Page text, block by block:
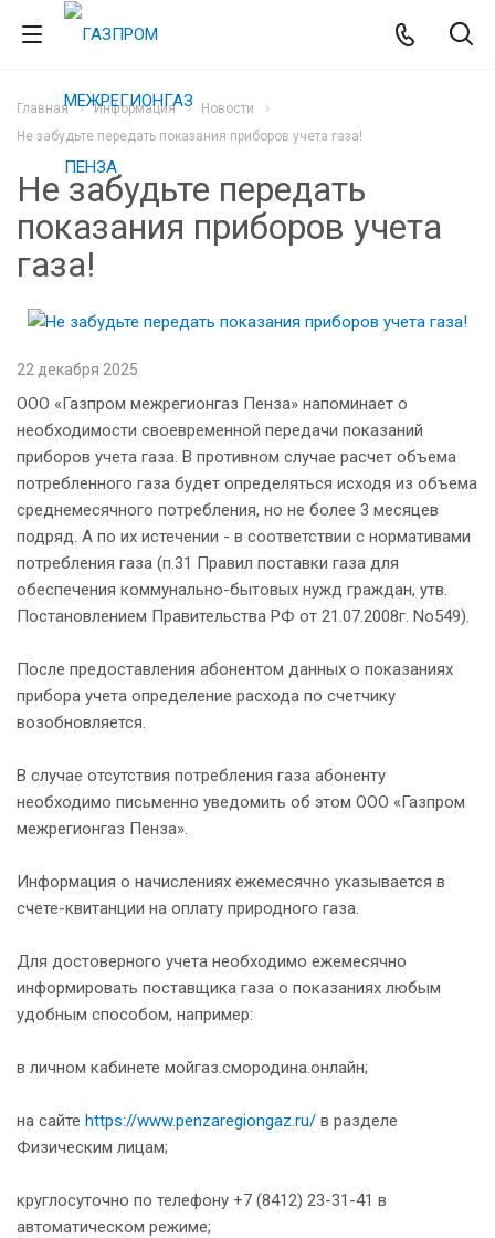
Главная Информация
Новости
Не забудьте передать показания приборов учета газа!
Не забудьте передать
показания приборов учета
газа!
22 декабря 2025
ООО «Газпром межрегионгаз Пенза» напоминает о
необходимости своевременной передачи показаний
приборов учета газа. В противном случае расчет объема
потребленного газа будет определяться исходя из объема
среднемесячного потребления, но не более 3 месяцев
подряд. А по их истечении - в соответствии с нормативами
потребления газа (п.31 Правил поставки газа для
обеспечения коммунально-бытовых нужд граждан, утв.
Постановлением Правительства РФ от 21.07.2008г. No549).
После предоставления абонентом данных о показаниях
прибора учета определение расхода по счетчику
возобновляется.
В случае отсутствия потребления газа абоненту
необходимо письменно уведомить об этом ООО «Газпром
межрегионгаз Пенза».
Информация о начислениях ежемесячно указывается в
счете-квитанции на оплату природного газа.
Для достоверного учета необходимо ежемесячно
информировать поставщика газа о показаниях любым
удобным способом, например:
в личном кабинете мойгаз.смородина.онлайн;
на сайте https://www.penzaregiongaz.ru/ в разделе
Физическим лицам;
круглосуточно по телефону +7 (8412) 23-31-41 в
автоматическом режиме;